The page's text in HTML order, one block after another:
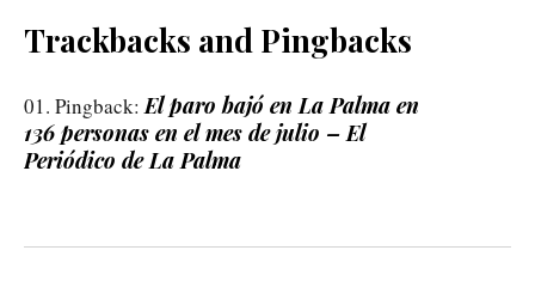
Trackbacks and Pingbacks
Pingback: El paro bajó en La Palma en
136 personas en el mes de julio – El
Periódico de La Palma